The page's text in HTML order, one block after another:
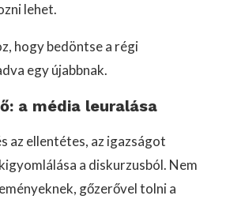
lehet.
hogy bedöntse a régi
egy újabbnak.
a média leuralása
az ellentétes, az igazságot
a diskurzusból. Nem
gőzerővel tolni a